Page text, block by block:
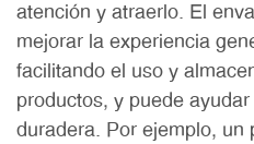
atención y atraerlo. El
mejorar la experiencia
facilitando el uso y
productos, y puede
duradera. Por ejemplo, un